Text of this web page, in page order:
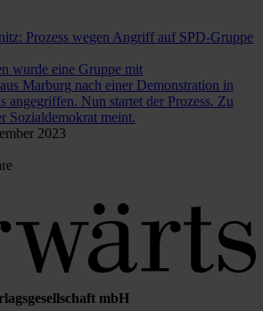
Prozess wegen Angriff auf SPD-Gruppe
wurde eine Gruppe mit
Marburg nach einer Demonstration in
angegriffen. Nun startet der Prozess. Zu
Sozialdemokrat meint.
2023
mbH